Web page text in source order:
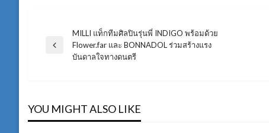
แนะแนว
Previous
MILLI แท็กทีมศิลปินรุ่นพี่ INDIGO พร้อมด้วย
Flower.far และ BONNADOL ร่วมสร้างแรง
บันดาลใจทางดนตรี
YOU MIGHT ALSO LIKE